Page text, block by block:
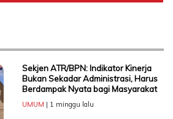
Sekjen ATR/BPN: Indikator Kinerja
Bukan Sekadar Administrasi, Harus
Berdampak Nyata bagi Masyarakat
UMUM | 1 minggu lalu